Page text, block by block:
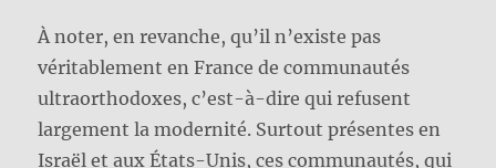
À noter, en revanche, qu’il n’existe pas
véritablement en France de communautés
ultraorthodoxes, c’est-à-dire qui refusent
largement la modernité. Surtout présentes en
Israël et aux États-Unis, ces communautés, qui